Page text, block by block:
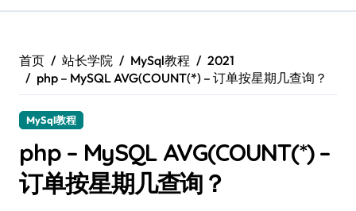
首页 站长学院 MySql教程
2021
php – MySQL AVG(COUNT(*) – 订单按星期几查询？
MySql教程
php – MySQL AVG(COUNT(*) –
订单按星期几查询？